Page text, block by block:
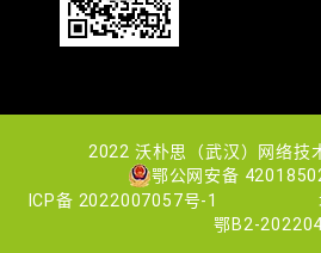
2022 沃朴思（武汉）网络技
鄂公网安备
ICP备 2022007057号-1
鄂B2-